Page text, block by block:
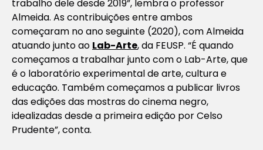
trabalho dele desde 2019”, lembra o professor
Almeida. As contribuições entre ambos
começaram no ano seguinte (2020), com Almeida
atuando junto ao Lab-Arte, da FEUSP. “É quando
começamos a trabalhar junto com o Lab-Arte, que
é o laboratório experimental de arte, cultura e
educação. Também começamos a publicar livros
das edições das mostras do cinema negro,
idealizadas desde a primeira edição por Celso
Prudente”, conta.